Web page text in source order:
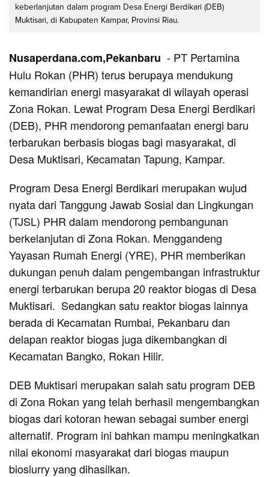
keberlanjutan dalam program Desa Energi Berdikari (DEB)
Muktisari, di Kabupaten Kampar, Provinsi Riau.
Nusaperdana.com,Pekanbaru - PT Pertamina
Hulu Rokan (PHR) terus berupaya mendukung
kemandirian energi masyarakat di wilayah operasi
Zona Rokan. Lewat Program Desa Energi Berdikari
(DEB), PHR mendorong pemanfaatan energi baru
terbarukan berbasis biogas bagi masyarakat, di
Desa Muktisari, Kecamatan Tapung, Kampar.
Program Desa Energi Berdikari merupakan wujud
nyata dari Tanggung Jawab Sosial dan Lingkungan
(TJSL) PHR dalam mendorong pembangunan
berkelanjutan di Zona Rokan. Menggandeng
Yayasan Rumah Energi (YRE), PHR memberikan
dukungan penuh dalam pengembangan infrastruktur
energi terbarukan berupa 20 reaktor biogas di Desa
Muktisari. Sedangkan satu reaktor biogas lainnya
berada di Kecamatan Rumbai, Pekanbaru dan
delapan reaktor biogas juga dikembangkan di
Kecamatan Bangko, Rokan Hilir.
DEB Muktisari merupakan salah satu program DEB
di Zona Rokan yang telah berhasil mengembangkan
biogas dari kotoran hewan sebagai sumber energi
alternatif. Program ini bahkan mampu meningkatkan
nilai ekonomi masyarakat dari biogas maupun
bioslurry yang dihasilkan.